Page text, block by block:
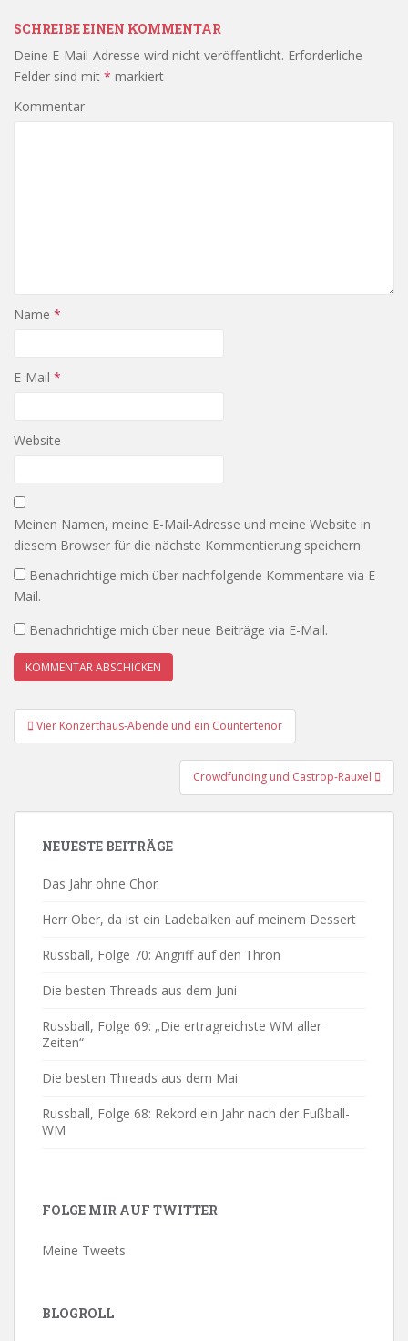
SCHREIBE EINEN KOMMENTAR
Deine E-Mail-Adresse wird nicht veröffentlicht. Erforderliche
Felder sind mit * markiert
Kommentar
Name *
E-Mail *
Website
Meinen Namen, meine E-Mail-Adresse und meine Website in
diesem Browser für die nächste Kommentierung speichern.
Benachrichtige mich über nachfolgende Kommentare via E-
Mail.
Benachrichtige mich über neue Beiträge via E-Mail.
Beitrags-
Navigation
Vier Konzerthaus-Abende und ein Countertenor
Crowdfunding und Castrop-Rauxel
NEUESTE BEITRÄGE
Das Jahr ohne Chor
Herr Ober, da ist ein Ladebalken auf meinem Dessert
Russball, Folge 70: Angriff auf den Thron
Die besten Threads aus dem Juni
Russball, Folge 69: „Die ertragreichste WM aller
Zeiten“
Die besten Threads aus dem Mai
Russball, Folge 68: Rekord ein Jahr nach der Fußball-
WM
FOLGE MIR AUF TWITTER
Meine Tweets
BLOGROLL